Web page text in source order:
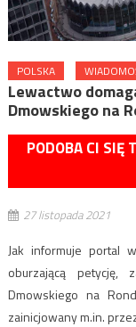
POLSKA
Lewactwo
Dmowskiego na
PODOBA CI SIĘ
27 listopada 2021
Jak informuje portal
oburzającą petycję,
Dmowskiego na
zainicjowany m.in.